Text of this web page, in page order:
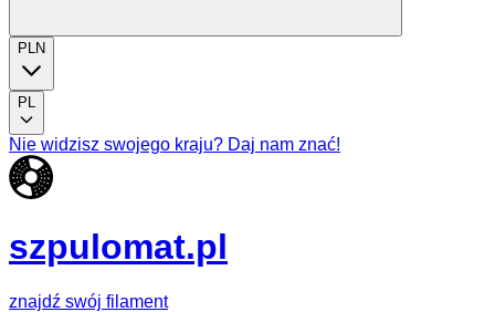
PLN
PL
Nie widzisz swojego kraju? Daj nam znać!
szpulomat.pl
znajdź swój filament